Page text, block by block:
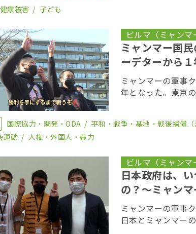
康被害 子ども
ビルマ（ミャンマ
ミャンマー国
ーデターから
ミャンマーの軍事
年となった。東京
放しろ」「日本政
国際協力・開発・ODA
平和・戦争・基地・戦後補償（
運動
人権・外国人・暴力
ビルマ（ミャンマ
日本政府は、
の？～ミャン
え
ミャンマーの軍事
日本とミャンマー